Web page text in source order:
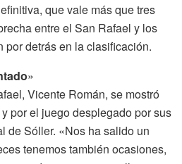
que vale más que tres
entre el San Rafael y los
detrás en la clasificación.
»
Vicente Román, se mostró
por el juego desplegado por sus
de Sóller. «Nos ha salido un
tenemos también ocasiones,